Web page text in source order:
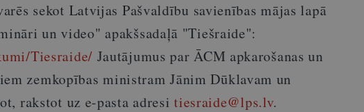
sekot Latvijas Pašvaldību savienības mājas lapā
un video" apakšsadaļā "Tiešraide":
Tiesraide/ Jautājumus par ĀCM apkarošanas un
zemkopības ministram Jānim Dūklavam un
rakstot uz e-pasta adresitiesraide@lps.lv.